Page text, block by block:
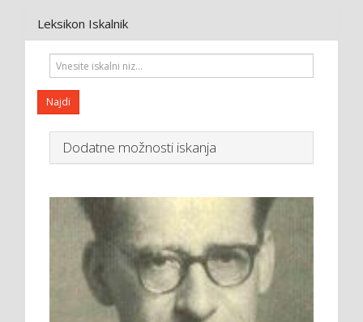
Leksikon Iskalnik
Dodatne možnosti iskanja